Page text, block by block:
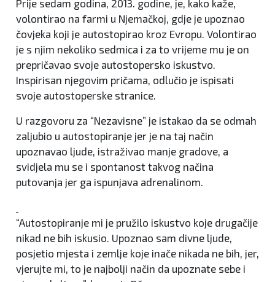
Prije sedam godina, 2013. godine, je, kako kaže,
volontirao na farmi u Njemačkoj, gdje je upoznao
čovjeka koji je autostopirao kroz Evropu. Volontirao
je s njim nekoliko sedmica i za to vrijeme mu je on
prepričavao svoje autostopersko iskustvo.
Inspirisan njegovim pričama, odlučio je ispisati
svoje autostoperske stranice.
U razgovoru za “Nezavisne” je istakao da se odmah
zaljubio u autostopiranje jer je na taj način
upoznavao ljude, istraživao manje gradove, a
svidjela mu se i spontanost takvog načina
putovanja jer ga ispunjava adrenalinom.
“Autostopiranje mi je pružilo iskustvo koje drugačije
nikad ne bih iskusio. Upoznao sam divne ljude,
posjetio mjesta i zemlje koje inače nikada ne bih, jer,
vjerujte mi, to je najbolji način da upoznate sebe i